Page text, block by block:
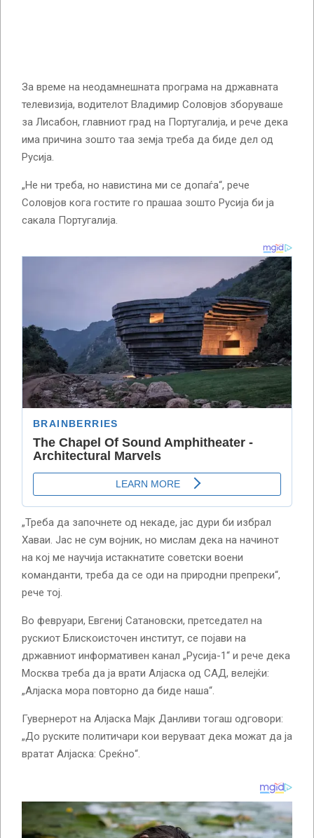
За време на неодамнешната програма на државната
телевизија, водителот Владимир Соловјов зборуваше
за Лисабон, главниот град на Португалија, и рече дека
има причина зошто таа земја треба да биде дел од
Русија.
„Не ни треба, но навистина ми се допаѓа“, рече
Соловјов кога гостите го прашаа зошто Русија би ја
сакала Португалија.
„Треба да започнете од некаде, јас дури би избрал
Хаваи. Јас не сум војник, но мислам дека на начинот
на кој ме научија истакнатите советски воени
команданти, треба да се оди на природни препреки“,
рече тој.
Во февруари, Евгениј Сатановски, претседател на
рускиот Блискоисточен институт, се појави на
државниот информативен канал „Русија-1“ и рече дека
Москва треба да ја врати Алјаска од САД, велејќи:
„Алјаска мора повторно да биде наша“.
Гувернерот на Алјаска Мајк Данливи тогаш одговори:
„До руските политичари кои веруваат дека можат да ја
вратат Алјаска: Среќно“.